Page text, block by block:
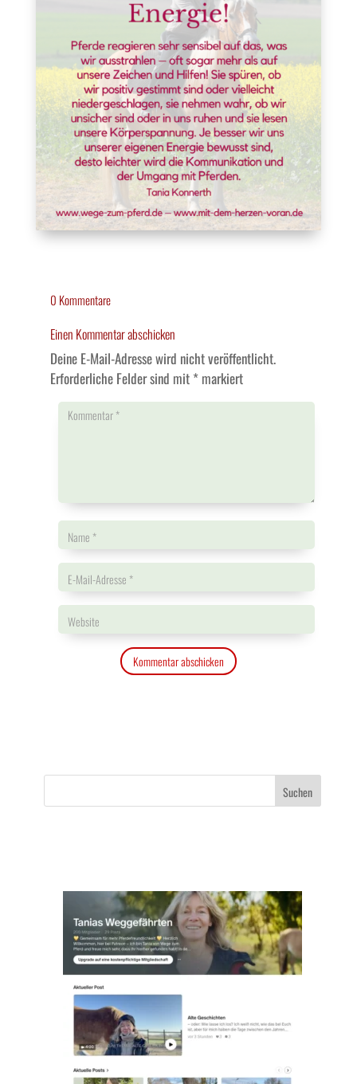
0 Kommentare
Einen Kommentar abschicken
Deine E-Mail-Adresse wird nicht veröffentlicht.
Erforderliche Felder sind mit *markiert
Kommentar abschicken
Suchen